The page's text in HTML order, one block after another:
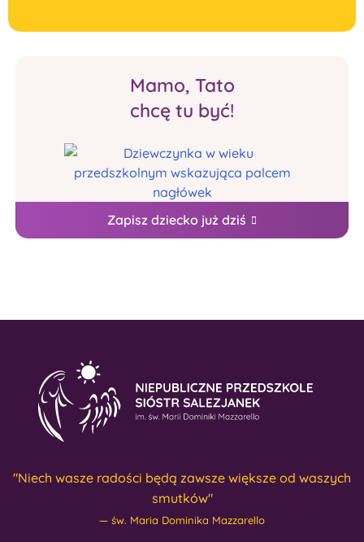
Mamo, Tato
chcę tu być!
Zapisz dziecko już dziś
"Niech wasze radości będą zawsze większe od waszych
smutków"
św. Maria Dominika Mazzarello